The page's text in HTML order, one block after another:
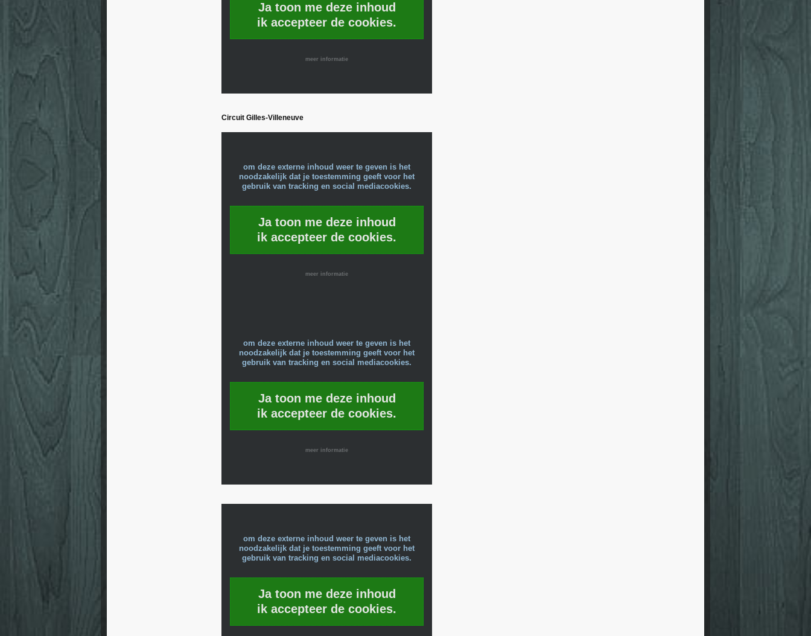
Ja toon me deze inhoud
ik accepteer de cookies.
meer informatie
Circuit Gilles-Villeneuve
om deze externe inhoud weer te geven is het
noodzakelijk dat je toestemming geeft voor het
gebruik van tracking en social mediacookies.
Ja toon me deze inhoud
ik accepteer de cookies.
meer informatie
om deze externe inhoud weer te geven is het
noodzakelijk dat je toestemming geeft voor het
gebruik van tracking en social mediacookies.
Ja toon me deze inhoud
ik accepteer de cookies.
meer informatie
om deze externe inhoud weer te geven is het
noodzakelijk dat je toestemming geeft voor het
gebruik van tracking en social mediacookies.
Ja toon me deze inhoud
ik accepteer de cookies.